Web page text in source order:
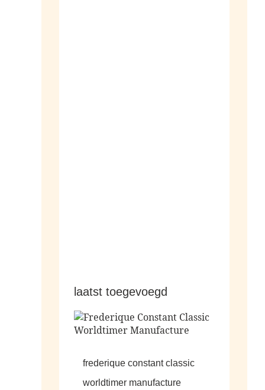
laatst toegevoegd
frederique constant classic
worldtimer manufacture